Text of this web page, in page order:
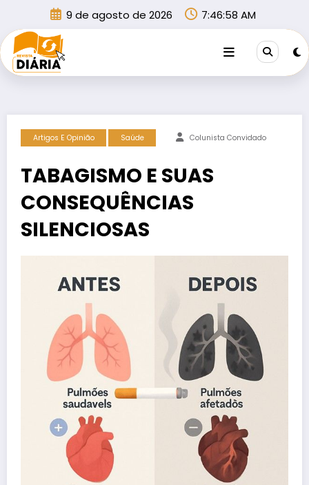
conteúdo
9 de agosto de 2026 7:46:58 AM
Artigos E Opinião Saúde Colunista Convidado
TABAGISMO E SUAS
CONSEQUÊNCIAS
SILENCIOSAS